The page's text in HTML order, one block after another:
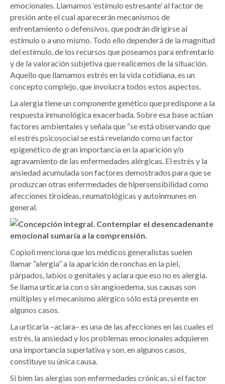
emocionales. Llamamos ‘estímulo estresante’ al factor de
presión ante el cual aparecerán mecanismos de
enfrentamiento o defensivos, que podrán dirigirse al
estímulo o a uno mismo. Todo ello dependerá de la magnitud
del estímulo, de los recursos que poseamos para enfrentarlo
y de la valoración subjetiva que realicemos de la situación.
Aquello que llamamos estrés en la vida cotidiana, es un
concepto complejo, que involucra todos estos aspectos.
La alergia tiene un componente genético que predispone a la
respuesta inmunológica exacerbada. Sobre esa base actúan
factores ambientales y señala que “se está observando que
el estrés psicosocial se está revelando como un factor
epigenético de gran importancia en la aparición y/o
agravamiento de las enfermedades alérgicas. El estrés y la
ansiedad acumulada son factores demostrados para que se
produzcan otras enfermedades de hipersensibilidad como
afecciones tiroideas, reumatológicas y autoinmunes en
general.
Copioli menciona que los médicos generalistas suelen
llamar “alergia” a la aparición de ronchas en la piel,
párpados, labios o genitales y aclara que eso no es alergia.
Se llama urticaria con o sin angioedema, sus causas son
múltiples y el mecanismo alérgico sólo está presente en
algunos casos.
La urticaria –aclara– es una de las afecciones en las cuales el
estrés, la ansiedad y los problemas emocionales adquieren
una importancia superlativa y son, en algunos casos,
constituye su única causa.
Si bien las alergias son enfermedades crónicas, si el factor